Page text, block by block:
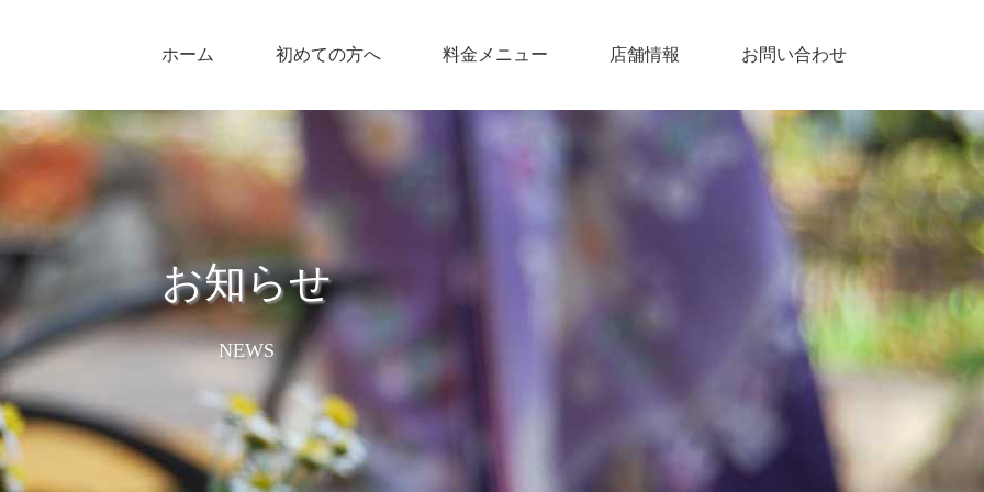
ホーム 初めての方へ 料金メニュー 店舗情報 お問い合わせ
お知らせ
NEWS